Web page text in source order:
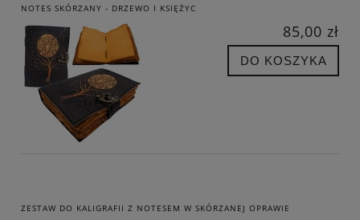
NOTES SKÓRZANY - DRZEWO I KSIĘŻYC
85,00 zł
DO KOSZYKA
ZESTAW DO KALIGRAFII Z NOTESEM W SKÓRZANEJ OPRAWIE